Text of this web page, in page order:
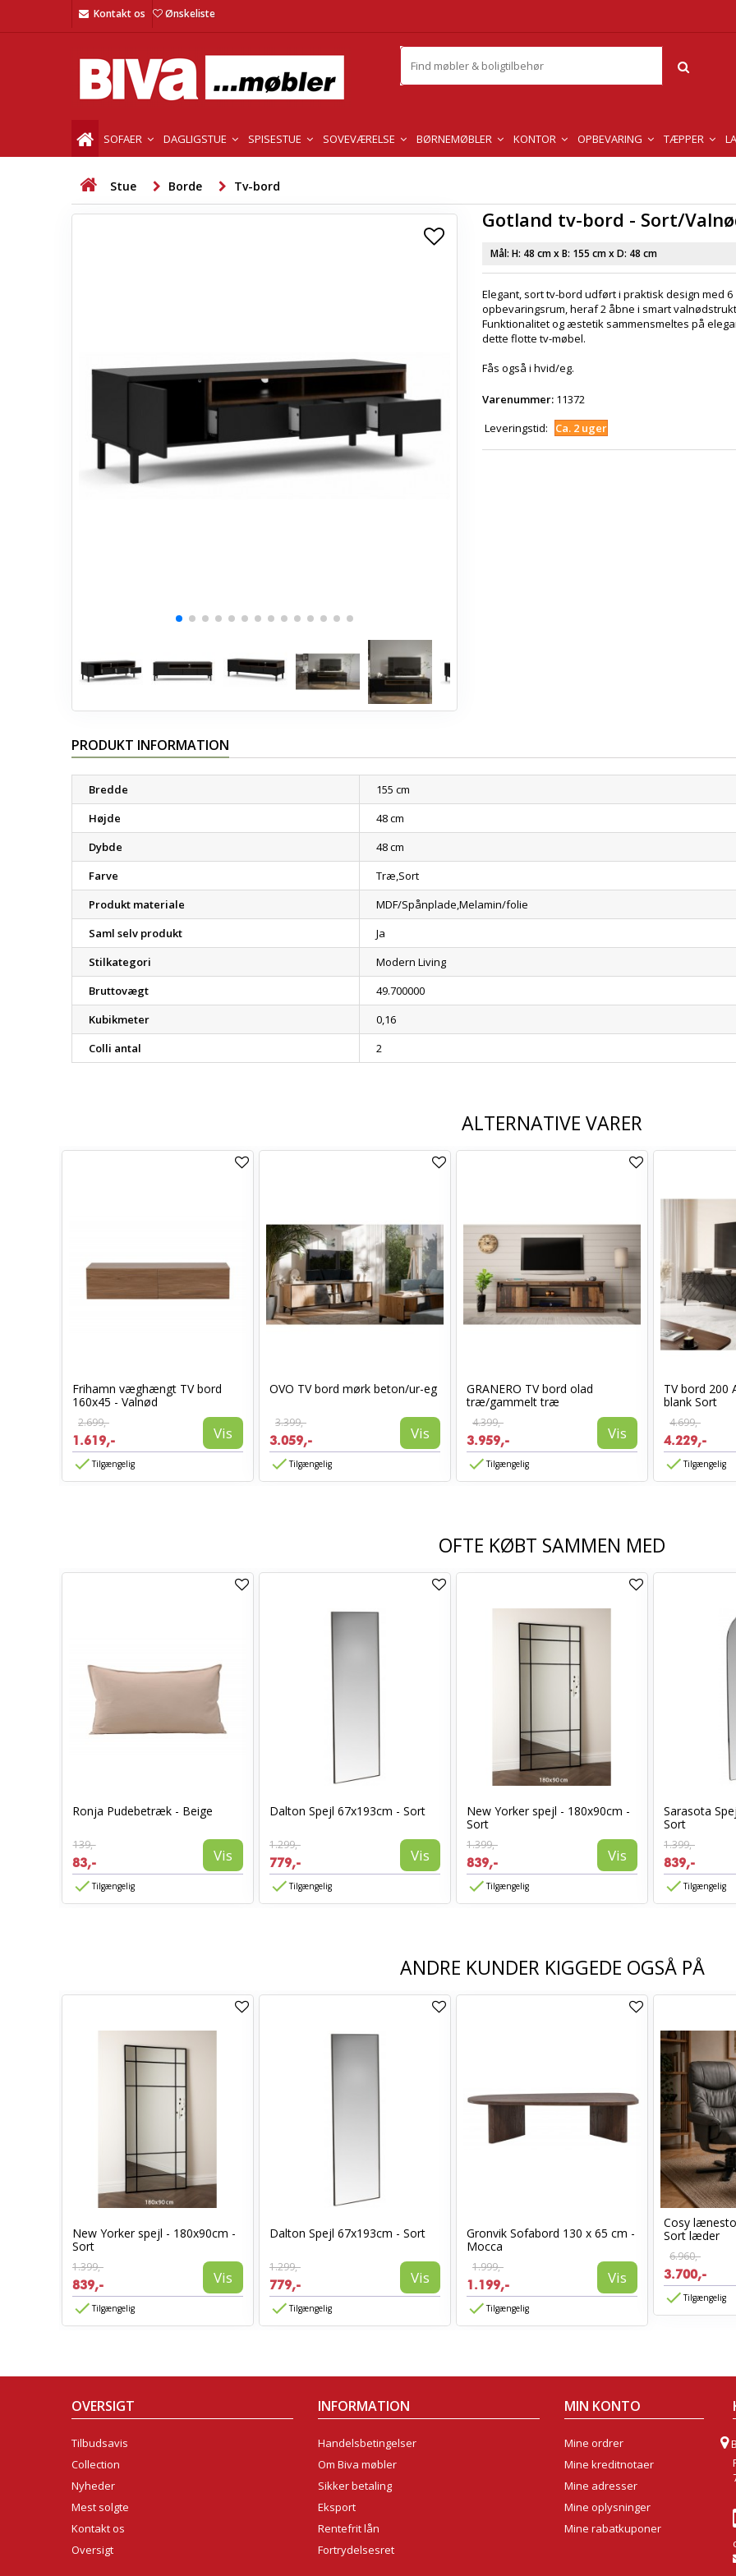
Kontakt os Ønskeliste
SOFAER DAGLIGSTUE SPISESTUE SOVEVÆRELSE BØRNEMØBLER KONTOR OPBEVARING TÆPPER
Stue Borde Tv-bord
Gotland tv-bord - Sort/
Mål: H: 48 cmx B: 155 cmx D: 48 cm
Elegant, sort tv-bord udført i praktisk design med 6
opbevaringsrum, heraf 2 åbne i smart
Funktionalitet og æstetik sammensmeltes på
dette flotte tv-møbel.
Fås også i hvid/eg.
Varenummer: 11372
Leveringstid:
Ca. 2 uger
PRODUKT INFORMATION
Bredde
155 cm
Højde
48 cm
Dybde
48 cm
Farve
Træ,Sort
Produkt materiale
MDF/Spånplade,Melamin/folie
Saml selv produkt
Ja
Stilkategori
Modern Living
Bruttovægt
49.700000
Kubikmeter
0,16
Colli antal
2
ALTERNATIVE VARER
Frihamn væghængt TV bord
160x45 - Valnød
2.699,-
1.619,- Vis
Tilgængelig
OVO TV bord mørk beton/ur-eg
3.399,-
3.059,- Vis
Tilgængelig
GRANERO TV bord olad
træ/gammelt træ
4.399,-
3.959,- Vis
Tilgængelig
TV bord 200
blank Sort
4.699,-
4.229,-
Tilgængelig
OFTE KØBT SAMMEN MED
Ronja Pudebetræk - Beige
139,-
83,- Vis
Tilgængelig
Dalton Spejl 67x193cm - Sort
1.299,-
779,- Vis
Tilgængelig
New Yorker spejl - 180x90cm -
Sort
1.399,-
839,- Vis
Tilgængelig
Sarasota
Sort
1.399,-
839,-
Tilgængelig
ANDRE KUNDER KIGGEDE OGSÅ PÅ
New Yorker spejl - 180x90cm -
Sort
1.399,-
839,- Vis
Tilgængelig
Dalton Spejl 67x193cm - Sort
1.299,-
779,- Vis
Tilgængelig
Gronvik Sofabord 130 x 65 cm -
Mocca
1.999,-
1.199,- Vis
Tilgængelig
Cosy
Sort læder
6.960,-
3.700,-
Tilgængelig
OVERSIGT
Tilbudsavis
Collection
Nyheder
Mest solgte
Kontakt os
Oversigt
INFORMATION
Handelsbetingelser
Om Biva møbler
Sikker betaling
Eksport
Rentefrit lån
Fortrydelsesret
MIN KONTO
Mine ordrer
Mine kreditnotaer
Mine adresser
Mine oplysninger
Mine rabatkuponer